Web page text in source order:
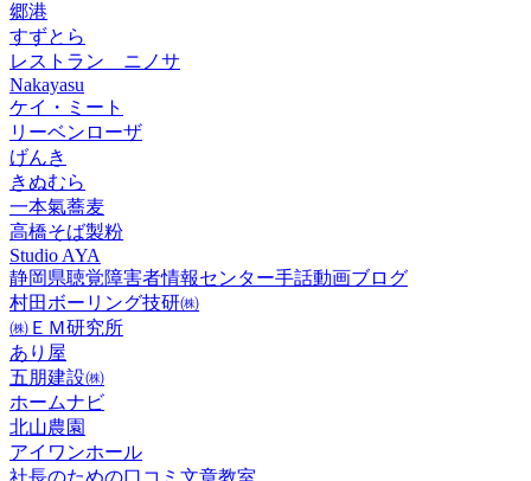
郷港
すずとら
レストラン ニノサ
Nakayasu
ケイ・ミート
リーベンローザ
げんき
きぬむら
一本氣蕎麦
高橋そば製粉
Studio AYA
静岡県聴覚障害者情報センター手話動画ブログ
村田ボーリング技研㈱
㈱ＥＭ研究所
あり屋
五朋建設㈱
ホームナビ
北山農園
アイワンホール
社長のための口コミ文章教室